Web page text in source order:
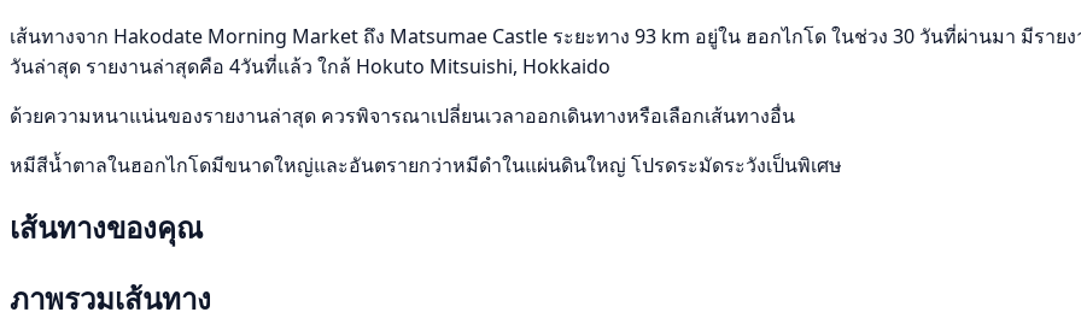
เส้นทางจาก Hakodate Morning Market ถึง Matsumae Castle ระยะทาง 93 km อยู่ใน ฮอกไกโด ในช่วง 30 วันที่ผ่านมา มีราย
วันล่าสุด รายงานล่าสุดคือ 4วันที่แล้ว ใกล้ Hokuto Mitsuishi, Hokkaido
ด้วยความหนาแน่นของรายงานล่าสุด ควรพิจารณาเปลี่ยนเวลาออกเดินทางหรือเลือกเส้นทางอื่น
หมีสีน้ำตาลในฮอกไกโดมีขนาดใหญ่และอันตรายกว่าหมีดำในแผ่นดินใหญ่ โปรดระมัดระวังเป็นพิเศษ
เส้นทางของคุณ
ภาพรวมเส้นทาง